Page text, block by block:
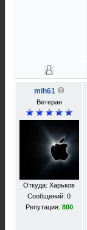
mih61
Ветеран
Откуда: Харьков
Сообщений: 0
Репутация: 800